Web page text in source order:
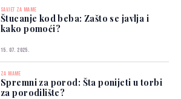
SAVJET ZA MAME
Štucanje kod beba: Zašto se javlja i
kako pomoći?
15. 07. 2025.
ZA MAME
Spremni za porod: Šta ponijeti u torbi
za porodilište?